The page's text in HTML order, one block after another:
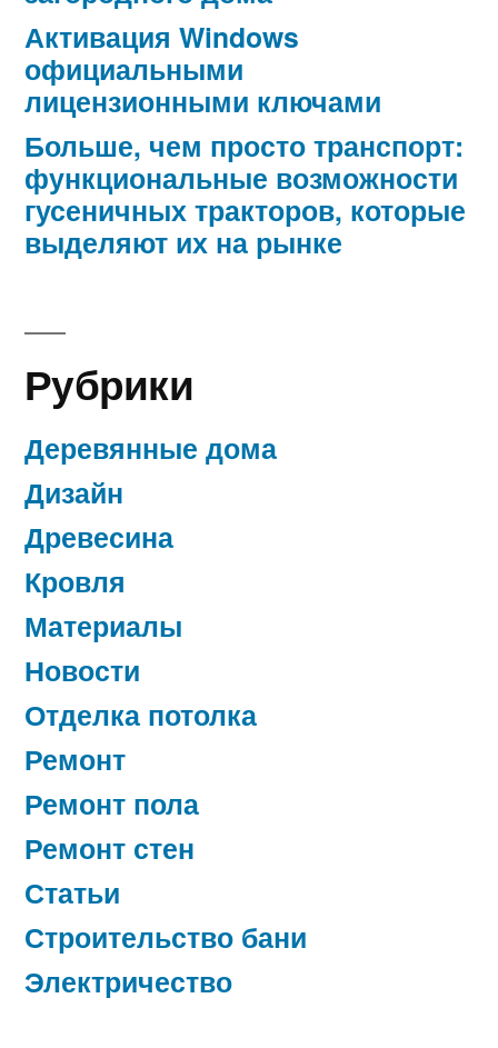
Активация Windows
официальными
лицензионными ключами
Больше, чем просто транспорт:
функциональные возможности
гусеничных тракторов, которые
выделяют их на рынке
Рубрики
Деревянные дома
Дизайн
Древесина
Кровля
Материалы
Новости
Отделка потолка
Ремонт
Ремонт пола
Ремонт стен
Статьи
Строительство бани
Электричество